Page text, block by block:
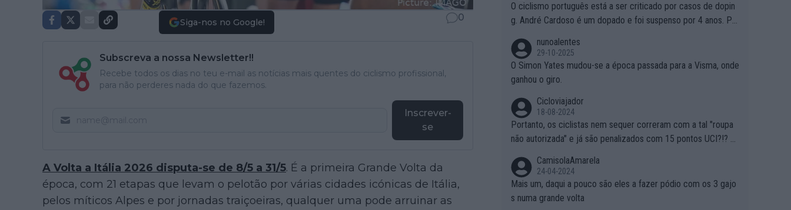
Siga-nos no Google! 0
Subscreva a nossa Newsletter!!
Recebe todos os dias no teu e-mail as notícias mais quentes do ciclismo profissional,
para não perderes nada do que fazemos.
Inscrever-
se
A Volta a Itália 2026 disputa-se de 8/5 a 31/5. É a primeira Grande Volta da
época, com 21 etapas que levam o pelotão por várias cidades icónicas de Itália,
pelos míticos Alpes e por jornadas traiçoeiras, qualquer uma pode arruinar as
O ciclismo português está a ser criticado por casos de dopin
g. André Cardoso é um dopado e foi suspenso por 4 anos. Po
pado?
nunoalentes
29-10-2025
O Simon Yates mudou-se a época passada para a Visma, onde
ganhou o giro.
Cicloviajador
18-08-2024
Portanto, os ciclistas nem sequer correram com a tal "roupa
não autorizada" e já são penalizados com 15 pontos UCI?!? S
entende... Mas penalizar os atletas retirando-lhes pontos??? Is
to é roubar na secretaria o que os atletas conquistam na estra
da!
CamisolaAmarela
24-04-2024
Mais um, daqui a pouco são eles a fazer pódio com os 3 gajo
s numa grande volta